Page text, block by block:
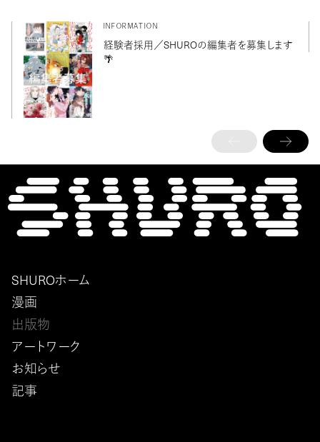
INFORMATION
経験者採用／SHUROの編集者を募集します
🌴
SHUROホーム
漫画
出版物
アートワーク
お知らせ
記事